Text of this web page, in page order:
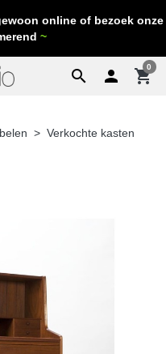
online of bezoek onze
~
search  shopping_cart
0
Verkochte kasten